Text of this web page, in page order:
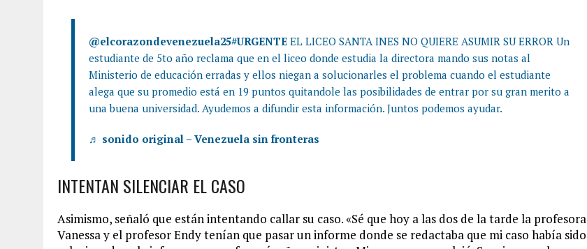
@elcorazondevenezuela25#URGENTE EL LICEO SANTA INES NO QUIERE ASUMIR SU ERROR Un
estudiante de 5to año reclama que en el liceo donde estudia la directora mando sus notas al
Ministerio de educación erradas y ellos niegan a solucionarles el problema cuando el estudiante
alega que su promedio está en 19 puntos quitandole las posibilidades de entrar por su gran merito a
una buena universidad. Ayudemos a difundir esta información. Juntos podemos ayudar.
♬ sonido original – Venezuela sin fronteras
INTENTAN SILENCIAR EL CASO
Asimismo, señaló que están intentando callar su caso. «Sé que hoy a las dos de la tarde la profesora
Vanessa y el profesor Endy tenían que pasar un informe donde se redactaba que mi caso había sido